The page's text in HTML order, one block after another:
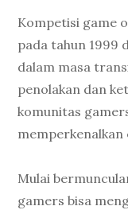
Kompetisi game
pada tahun 1999
dalam masa
penolakan dan
komunitas
memperkenalkan
Mulai
gamers bisa